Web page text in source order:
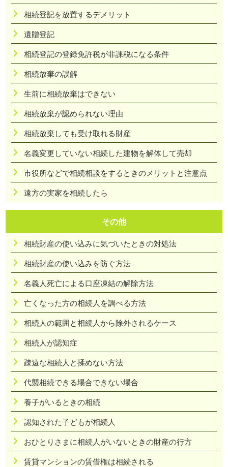
相続登記を放置するデメリット
遺贈登記
相続登記の登録免許税が非課税になる条件
相続放棄の誤解
生前に相続放棄はできない
相続放棄が認められない理由
相続放棄しても受け取れる財産
名義変更していない相続した建物を解体して売却
市役所などで相続相談をするときのメリットと注意点
遠方の実家を相続したら
その他
相続財産の使い込みに気づいたときの対処法
相続財産の使い込みを防ぐ方法
名義人死亡による口座凍結の解除方法
亡くなった方の相続人を調べる方法
相続人の範囲と相続人から除外されるケース
相続人が認知症
疎遠な相続人と揉めない方法
代襲相続できる場合できない場合
養子がいるときの相続
認知された子どもが相続人
おひとりさまに相続人がいないときの財産の行方
賃貸マンションの賃借権は相続される